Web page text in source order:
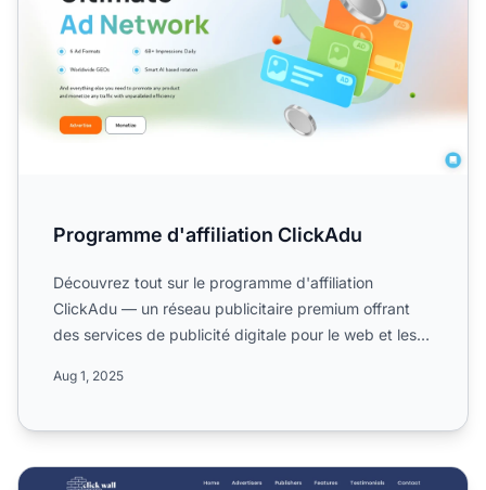
Programme d'affiliation ClickAdu
Découvrez tout sur le programme d'affiliation
ClickAdu — un réseau publicitaire premium offrant
des services de publicité digitale pour le web et les
Aug 1, 2025
Programme d'affiliation Clickwall